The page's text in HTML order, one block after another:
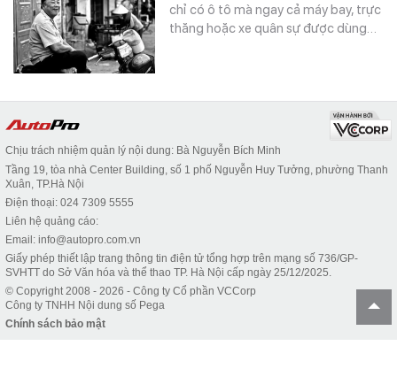
chỉ có ô tô mà ngay cả máy bay, trực
thăng hoặc xe quân sự được dùng…
Chịu trách nhiệm quản lý nội dung: Bà Nguyễn Bích Minh
Tầng 19, tòa nhà Center Building, số 1 phố Nguyễn Huy Tưởng, phường Thanh
Xuân, TP.Hà Nội
Điện thoại: 024 7309 5555
Liên hệ quảng cáo:
Email: info@autopro.com.vn
Giấy phép thiết lập trang thông tin điện tử tổng hợp trên mạng số 736/GP-
SVHTT do Sở Văn hóa và thể thao TP. Hà Nội cấp ngày 25/12/2025.
© Copyright 2008 - 2026 - Công ty Cổ phần VCCorp
Công ty TNHH Nội dung số Pega
Chính sách bảo mật